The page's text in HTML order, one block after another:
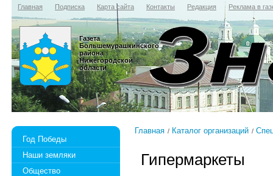
Главная Подписка Карта сайта Контакты Редакция Реклама в
Газета
Большемурашкинского
района
Нижегородской
области
Год Победы
Наши земляки
Общество
Главная Каталог организаций
Гипермаркеты